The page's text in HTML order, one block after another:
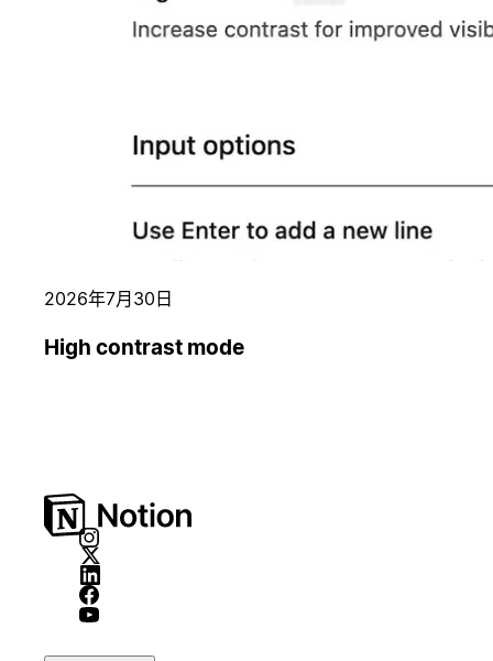
2026年7月30日
High contrast mode